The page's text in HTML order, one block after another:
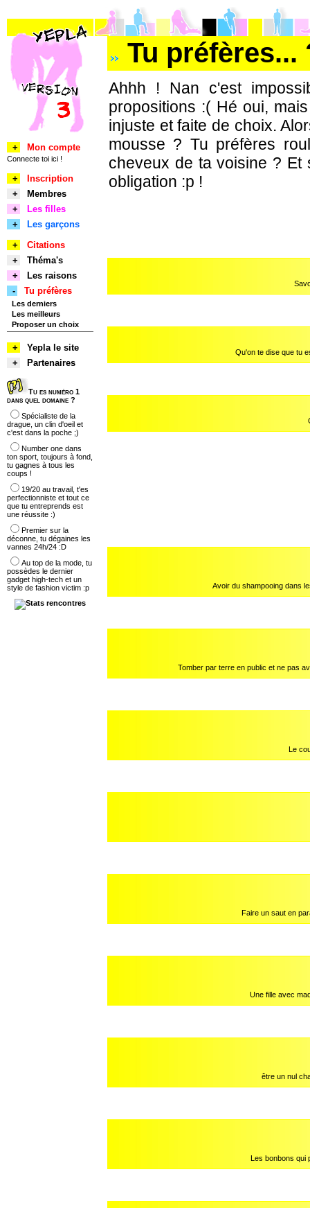
Tu préfères...
Ahhh ! Nan c'est
propositions :( Hé oui,
injuste et faite de choix.
mousse ? Tu préfères
cheveux de ta voisine ?
obligation :p !
Qu'on te dise que tu
Avoir du shampooing dans
Tomber par terre en public et ne pas
Le
Faire un saut en
Une fille avec
être un nul
Les bonbons qui
+ Mon compte
Connecte toi ici !
+
Inscription
+
Membres
+
Les filles
+
Les garçons
+
Citations
+
Théma's
+
Les raisons
-
Tu préfères
Les derniers
Les meilleurs
Proposer un choix
+
Yepla le site
+
Partenaires
Tu es numéro 1
dans quel domaine ?
Spécialiste de la
drague, un clin d'oeil et
c'est dans la poche ;)
Number one dans
ton sport, toujours à fond,
tu gagnes à tous les
coups !
19/20 au travail, t'es
perfectionniste et tout ce
que tu entreprends est
une réussite :)
Premier sur la
déconne, tu dégaines les
vannes 24h/24 :D
Au top de la mode, tu
possèdes le dernier
gadget high-tech et un
style de fashion victim :p